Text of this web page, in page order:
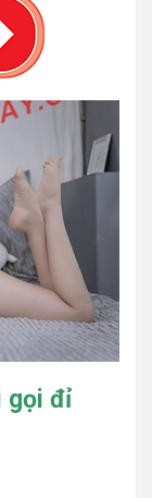
gọi đỉ